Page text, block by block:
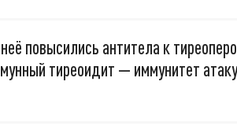
повысились антитела к
тиреоидит — иммунитет